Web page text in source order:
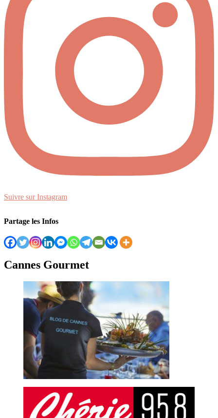
Suivre sur Instagram
Partage les Infos
Cannes Gourmet